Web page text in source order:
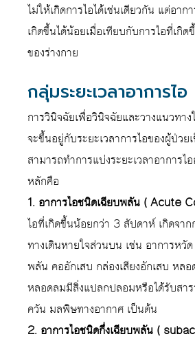
ไม่ให้เกิดการไอได้เช่นเดียวกัน แต่อา
เกิดขึ้นได้น้อยเมื่อเทียบกับการไอที่เกิด
ของร่างกาย
กลุ่มระยะเวลาอาการไอ
การวินิจฉัยเพื่อวินิจฉัยและวางแนวทา
จะขึ้นอยู่กับระยะเวลาการไอของผู้ป่วย
สามารถทำการแบ่งระยะเวลาอาการ
หลักคือ
1. อาการไอชนิดเฉียบพลัน ( Acute
ไอที่เกิดขึ้นน้อยกว่า 3 สัปดาห์ เกิดจาก
ทางเดินหายใจส่วนบน เช่น อาการหวั
พลัน คออักเสบ กล่องเสียงอักเสบ หล
หลอดลมมีสิ่งแปลกปลอมหรือได้รับสาร
ควัน มลพิษทางอากาศ เป็นต้น
2. อาการไอชนิดกึ่งเฉียบพลัน (